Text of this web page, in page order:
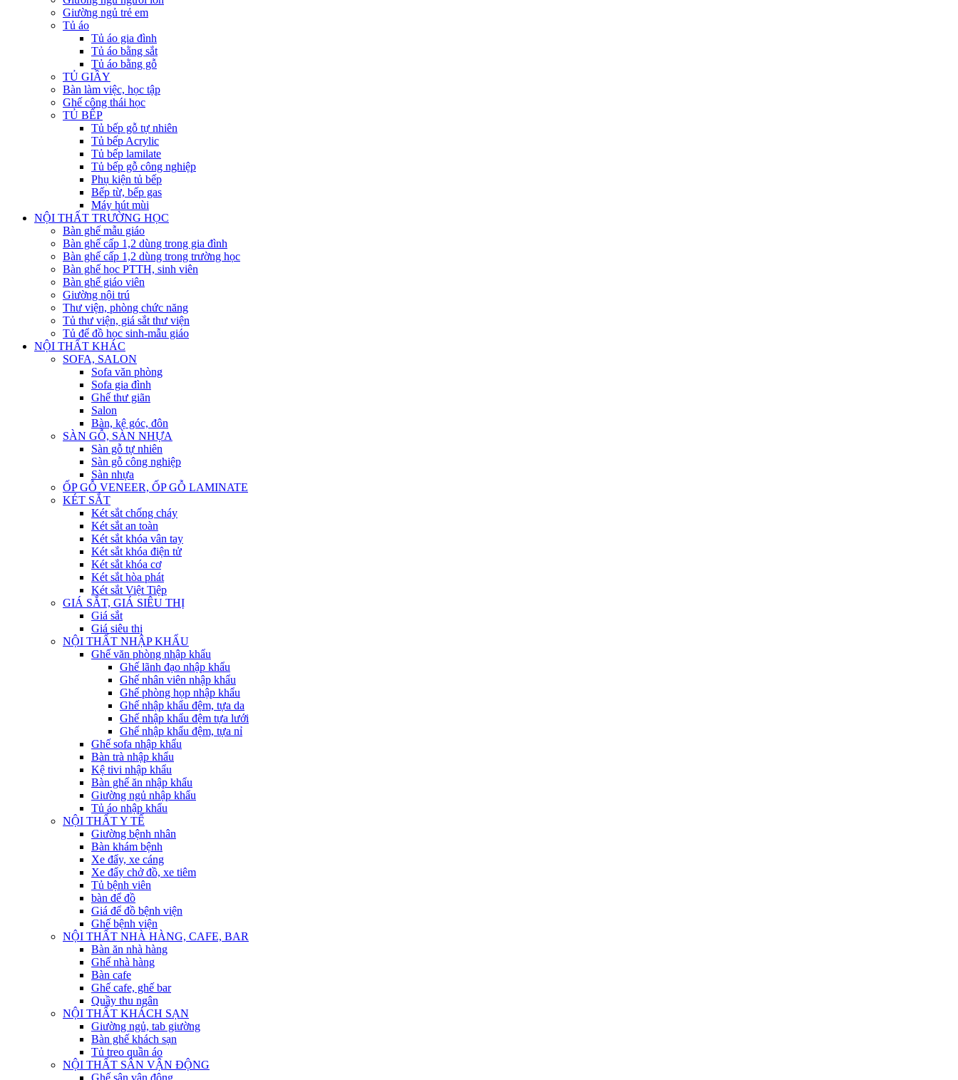
Giường ngủ trẻ em
Tủ áo
Tủ áo gia đình
Tủ áo bằng sắt
Tủ áo bằng gỗ
TỦ GIẦY
Bàn làm việc, học tập
Ghế công thái học
TỦ BẾP
Tủ bếp gỗ tự nhiên
Tủ bếp Acrylic
Tủ bếp lamilate
Tủ bếp gỗ công nghiệp
Phụ kiện tủ bếp
Bếp từ, bếp gas
Máy hút mùi
NỘI THẤT TRƯỜNG HỌC
Bàn ghế mẫu giáo
Bàn ghế cấp 1,2 dùng trong gia đình
Bàn ghế cấp 1,2 dùng trong trường học
Bàn ghế học PTTH, sinh viên
Bàn ghế giáo viên
Giường nội trú
Thư viện, phòng chức năng
Tủ thư viện, giá sắt thư viện
Tủ để đồ học sinh-mẫu giáo
NỘI THẤT KHÁC
SOFA, SALON
Sofa văn phòng
Sofa gia đình
Ghế thư giãn
Salon
Bàn, kệ góc, đôn
SÀN GỖ, SÀN NHỰA
Sàn gỗ tự nhiên
Sàn gỗ công nghiệp
Sàn nhựa
ỐP GỖ VENEER, ỐP GỖ LAMINATE
KÉT SẮT
Két sắt chống cháy
Két sắt an toàn
Két sắt khóa vân tay
Két sắt khóa điện tử
Két sắt khóa cơ
Két sắt hòa phát
Két sắt Việt Tiệp
GIÁ SẮT, GIÁ SIÊU THỊ
Giá sắt
Giá siêu thị
NỘI THẤT NHẬP KHẨU
Ghế văn phòng nhập khẩu
Ghế lãnh đạo nhập khẩu
Ghế nhân viên nhập khẩu
Ghế phòng họp nhập khẩu
Ghế nhập khẩu đệm, tựa da
Ghế nhập khẩu đệm tựa lưới
Ghế nhập khẩu đệm, tựa nỉ
Ghế sofa nhập khẩu
Bàn trà nhập khẩu
Kệ tivi nhập khẩu
Bàn ghế ăn nhập khẩu
Giường ngủ nhập khẩu
Tủ áo nhập khẩu
NỘI THẤT Y TẾ
Giường bệnh nhân
Bàn khám bệnh
Xe đẩy, xe cáng
Xe đẩy chở đồ, xe tiêm
Tủ bệnh viên
bàn để đồ
Giá để đồ bệnh viện
Ghế bệnh viện
NỘI THẤT NHÀ HÀNG, CAFE, BAR
Bàn ăn nhà hàng
Ghế nhà hàng
Bàn cafe
Ghế cafe, ghế bar
Quầy thu ngân
NỘI THẤT KHÁCH SẠN
Giường ngủ, tab giường
Bàn ghế khách sạn
Tủ treo quần áo
NỘI THẤT SÂN VẬN ĐỘNG
Ghế sân vận động